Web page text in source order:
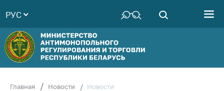
Руководство
Структура
Министерства
Территориальные
РУС
Главная Новости Новости